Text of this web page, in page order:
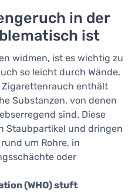
in der
ist
widmen, ist es wichtig zu
so leicht durch Wände,
enthält
Substanzen, von denen
sind. Diese
Staubpartikel und dringen
um Rohre, in
oder
(WHO) stuft